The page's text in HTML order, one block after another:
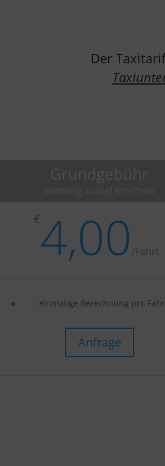
Der
€4,00 /Fahrt
einmalige Berechnung pro
Anfrage